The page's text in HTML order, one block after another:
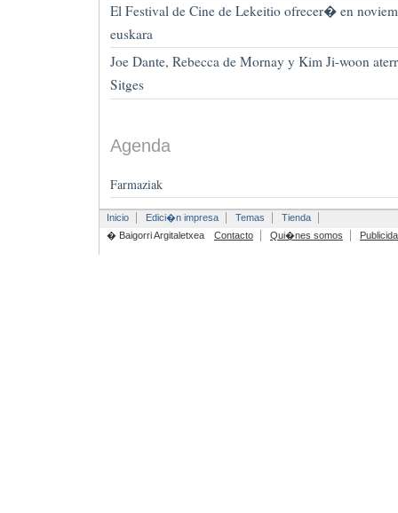
El Festival de Cine de Lekeitio ofrecer� en
euskara
Joe Dante, Rebecca de Mornay y Kim Ji-woon
Sitges
Agenda
Farmaziak
Inicio Edici�n impresa Temas
Tienda
� Baigorri Argitaletxea
Contacto Qui�nes somos